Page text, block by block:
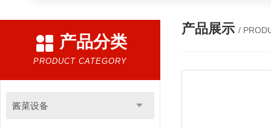
产品分类
PRODUCT CATEGORY
酱菜设备
产品展示 /